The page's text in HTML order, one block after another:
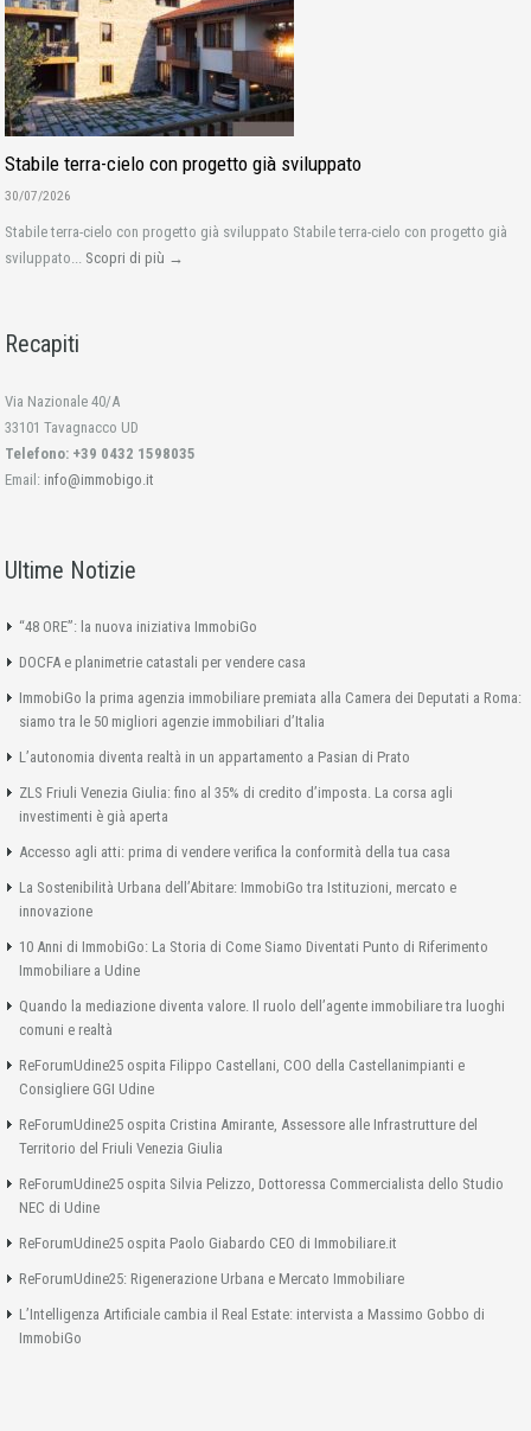
Stabile terra-cielo con progetto già sviluppato
30/07/2026
Stabile terra-cielo con progetto già sviluppato Stabile terra-cielo con progetto già
sviluppato... Scopri di più →
Recapiti
Via Nazionale 40/A
33101 Tavagnacco UD
Telefono: +39 0432 1598035
Email: info@immobigo.it
Ultime Notizie
“48 ORE”: la nuova iniziativa ImmobiGo
DOCFA e planimetrie catastali per vendere casa
ImmobiGo la prima agenzia immobiliare premiata alla Camera dei Deputati a Roma:
siamo tra le 50 migliori agenzie immobiliari d’Italia
L’autonomia diventa realtà in un appartamento a Pasian di Prato
ZLS Friuli Venezia Giulia: fino al 35% di credito d’imposta. La corsa agli
investimenti è già aperta
Accesso agli atti: prima di vendere verifica la conformità della tua casa
La Sostenibilità Urbana dell’Abitare: ImmobiGo tra Istituzioni, mercato e
innovazione
10 Anni di ImmobiGo: La Storia di Come Siamo Diventati Punto di Riferimento
Immobiliare a Udine
Quando la mediazione diventa valore. Il ruolo dell’agente immobiliare tra luoghi
comuni e realtà
ReForumUdine25 ospita Filippo Castellani, COO della Castellanimpianti e
Consigliere GGI Udine
ReForumUdine25 ospita Cristina Amirante, Assessore alle Infrastrutture del
Territorio del Friuli Venezia Giulia
ReForumUdine25 ospita Silvia Pelizzo, Dottoressa Commercialista dello Studio
NEC di Udine
ReForumUdine25 ospita Paolo Giabardo CEO di Immobiliare.it
ReForumUdine25: Rigenerazione Urbana e Mercato Immobiliare
L’Intelligenza Artificiale cambia il Real Estate: intervista a Massimo Gobbo di
ImmobiGo